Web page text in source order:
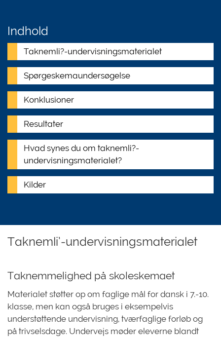
Indhold
Taknemli?-undervisningsmaterialet
Spørgeskemaundersøgelse
Konklusioner
Resultater
Hvad synes du om taknemli?-
undervisningsmaterialet?
Kilder
Taknemli’-undervisningsmaterialet
Taknemmelighed på skoleskemaet
Materialet støtter op om faglige mål for dansk i 7.-10.
klasse, men kan også bruges i eksempelvis
understøttende undervisning, tværfaglige forløb og
på trivselsdage. Undervejs møder eleverne blandt